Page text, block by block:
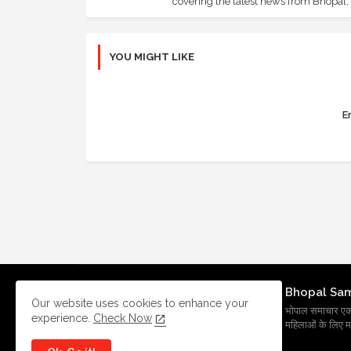
YOU MIGHT LIKE
Bhopal
भोपाल समाचार एक
महिलाओं के लिए
Our website uses cookies to enhance your
experience. Check Now